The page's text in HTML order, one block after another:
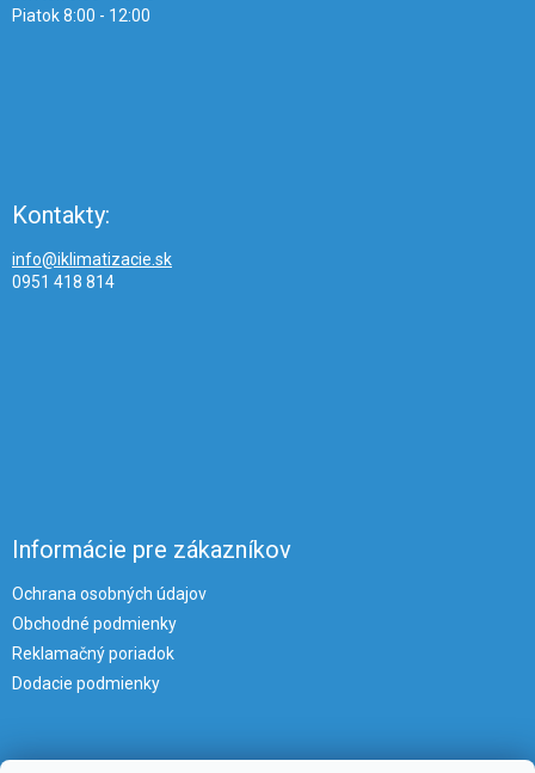
Piatok 8:00 - 12:00
Kontakty:
info@iklimatizacie.sk
0951 418 814
Informácie pre zákazníkov
Ochrana osobných údajov
Obchodné podmienky
Reklamačný poriadok
Dodacie podmienky